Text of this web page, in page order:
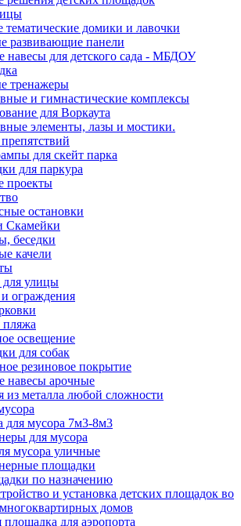
тематические домики и лавочки
развивающие панели
навесы для детского сада - МБДОУ
тренажеры
и гимнастические комплексы
для Воркаута
элементы, лазы и мостики.
для скейт парка
для паркура
проекты
остановки
Скамейки
беседки
качели
улицы
ограждения
пляжа
освещение
для собак
резиновое покрытие
навесы арочные
из металла любой сложности
для мусора 7м3-8м3
для мусора
мусора уличные
площадки
по назначению
и установка детских площадок во
домов
площадка для аэропорта